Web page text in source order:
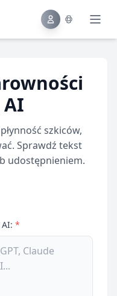
szkiców,
Sprawdź tekst
udostępnieniem.
*